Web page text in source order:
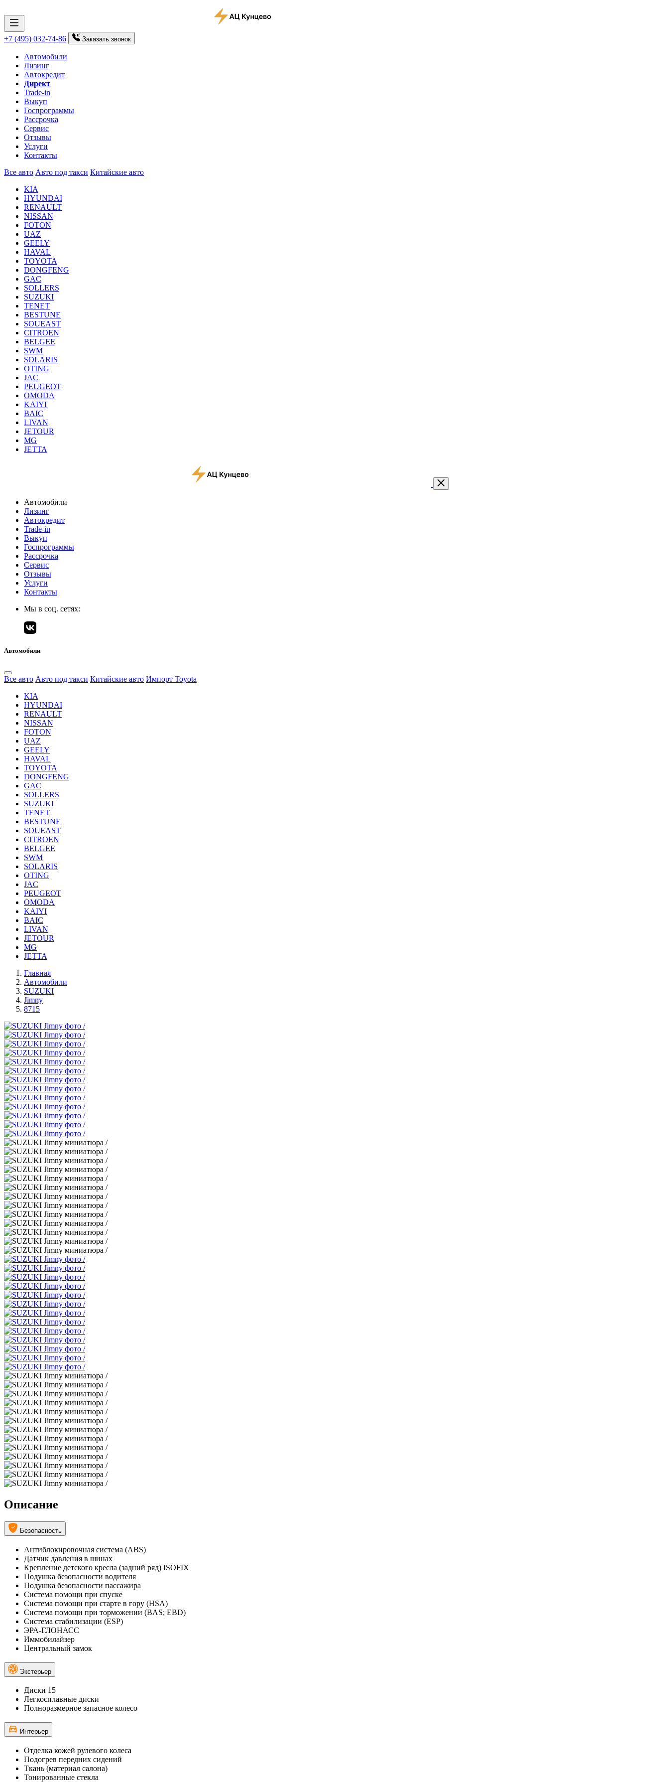
+7 (495) 032-74-86 Заказать звонок
Автомобили
Лизинг
Автокредит
Директ
Trade-in
Выкуп
Госпрограммы
Рассрочка
Сервис
Отзывы
Услуги
Контакты
Все авто Авто под такси Китайские авто
KIA
HYUNDAI
RENAULT
NISSAN
FOTON
UAZ
GEELY
HAVAL
TOYOTA
DONGFENG
GAC
SOLLERS
SUZUKI
TENET
BESTUNE
SOUEAST
CITROEN
BELGEE
SWM
SOLARIS
OTING
JAC
PEUGEOT
OMODA
KAIYI
BAIC
LIVAN
JETOUR
MG
JETTA
Автомобили
Лизинг
Автокредит
Trade-in
Выкуп
Госпрограммы
Рассрочка
Сервис
Отзывы
Услуги
Контакты
Мы в соц. сетях:
Автомобили
Все авто Авто под такси Китайские авто Импорт Toyota
KIA
HYUNDAI
RENAULT
NISSAN
FOTON
UAZ
GEELY
HAVAL
TOYOTA
DONGFENG
GAC
SOLLERS
SUZUKI
TENET
BESTUNE
SOUEAST
CITROEN
BELGEE
SWM
SOLARIS
OTING
JAC
PEUGEOT
OMODA
KAIYI
BAIC
LIVAN
JETOUR
MG
JETTA
Главная
Автомобили
SUZUKI
Jimny
8715
Описание
Безопасность
Антиблокировочная система (ABS)
Датчик давления в шинах
Крепление детского кресла (задний ряд) ISOFIX
Подушка безопасности водителя
Подушка безопасности пассажира
Система помощи при спуске
Система помощи при старте в гору (HSA)
Система помощи при торможении (BAS; EBD)
Система стабилизации (ESP)
ЭРА-ГЛОНАСС
Иммобилайзер
Центральный замок
Экстерьер
Диски 15
Легкосплавные диски
Полноразмерное запасное колесо
Интерьер
Отделка кожей рулевого колеса
Подогрев передних сидений
Ткань (материал салона)
Тонированные стекла